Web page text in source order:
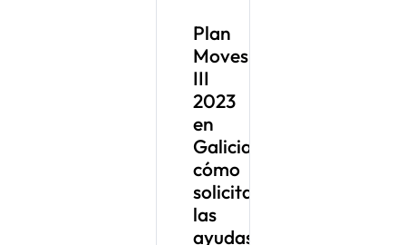
Plan
Moves
III
2023
en
Galicia:
cómo
solicitar
las
ayudas